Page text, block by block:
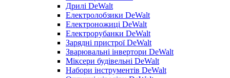
Дрилі DeWalt
Електролобзики DeWalt
Електроножиці DeWalt
Електрорубанки DeWalt
Зарядні пристрої DeWalt
Зварювальні інвертори DeWalt
Міксери будівельні DeWalt
Набори інструментів DeWalt